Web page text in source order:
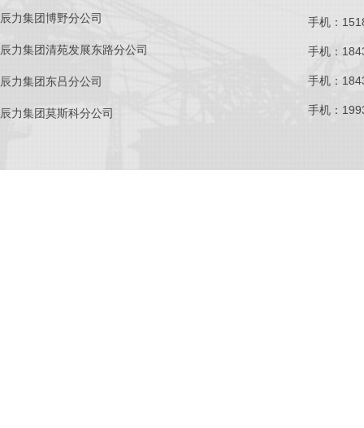
辰力集团博野分公司
辰力集团清苑发展东路分公司
辰力集团东吕分公司
辰力集团莫斯科分公司
手机：
手机：
手机：
手机：